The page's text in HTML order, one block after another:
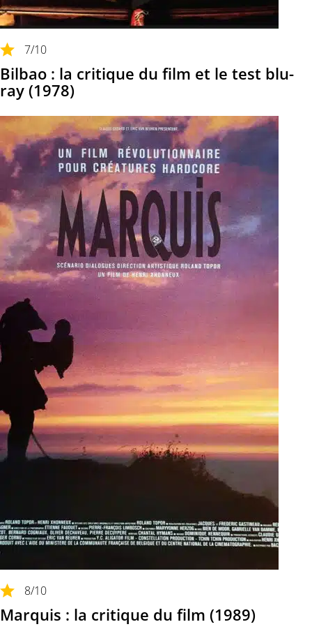
7/10
Bilbao : la critique du film et le test blu-
ray (1978)
8/10
Marquis : la critique du film (1989)